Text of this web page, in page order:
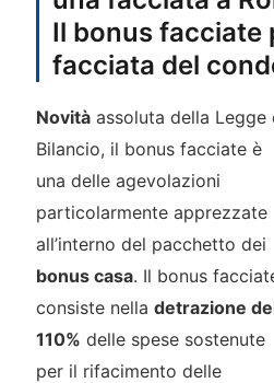
Il bonus facciate
facciata del
Novitàassoluta della Legge
Bilancio, il bonus facciate è
una delle agevolazioni
particolarmente apprezzate
all’interno del pacchetto dei
bonus casa. Il bonus
consiste nella detrazione
110% delle spese sostenute
per il rifacimento delle